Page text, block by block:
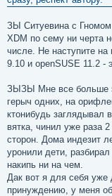
ЗЫ Ситуевина с Гномом
XDM по сему ни черта
числе. Не наступите
9.10 и openSUSE 11.2 -
ЗЫЗЫ Мне все больше
герыч одних, на
ктонибудь заглядывал
вятка, чинил уже раза
сторон. Дома индезит
уронили дети,
накипь ни на чем.
Дак вот я для себя уже
принуждению, у меня